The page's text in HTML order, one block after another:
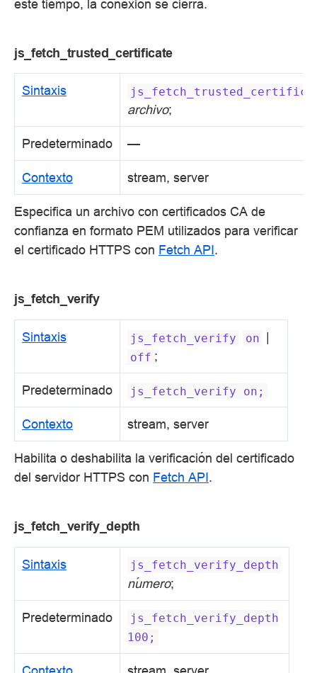
este tiempo, la conexión se cierra.
js_fetch_trusted_certificate
Sintaxis
archivo;
Predeterminado —
Contexto stream, server
Especifica un archivo con certificados CA de
confianza en formato PEM utilizados para verificar
el certificado HTTPS con Fetch API.
js_fetch_verify
Sintaxis js_fetch_verify on |
off ;
Predeterminado js_fetch_verify on;
Contexto stream, server
Habilita o deshabilita la verificación del certificado
del servidor HTTPS con Fetch API.
js_fetch_verify_depth
Sintaxis js_fetch_verify_depth
número;
Predeterminado
js_fetch_verify_depth
100;